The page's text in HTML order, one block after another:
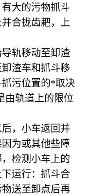
大的污物抓斗
合拢齿耙，上
轨移动至卸渣
渣车和抓斗移
污位置的*取决
由轨道上的限位
，小车返回并
为或其他些障
检测小车上的
运行：抓斗合
送至卸点后再